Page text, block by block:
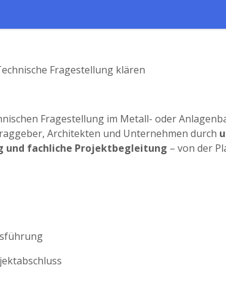
Fragestellung klären
Fragestellung im Metall- oder
Architekten und Unternehmen durch
und fachliche Projektbegleitung – von der